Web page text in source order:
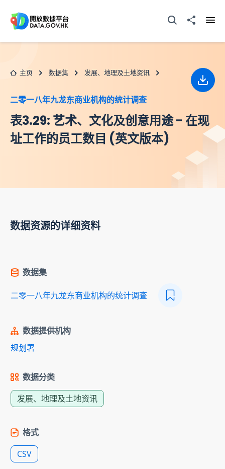
打开搜寻器分享至
主页 数据集 发展、地理及土地资讯
二零一八年九龙东商业机构的统计调查
表3.29: 艺术、文化及创意用途 - 在现
址工作的员工数目 (英文版本)
下载
数据资源的详细资料
数据集
二零一八年九龙东商业机构的统计调查
数据提供机构
规划署
数据分类
发展、地理及土地资讯
格式
CSV